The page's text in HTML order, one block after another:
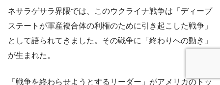
ネサラゲサラ界隈では、このウクライナ戦争は「ディープ
ステートが軍産複合体の利権のために引き起こした戦争」
として語られてきました。その戦争に「終わりへの動き」
が生まれた。
「戦争を終わらせようとするリーダー」がアメリカのトッ